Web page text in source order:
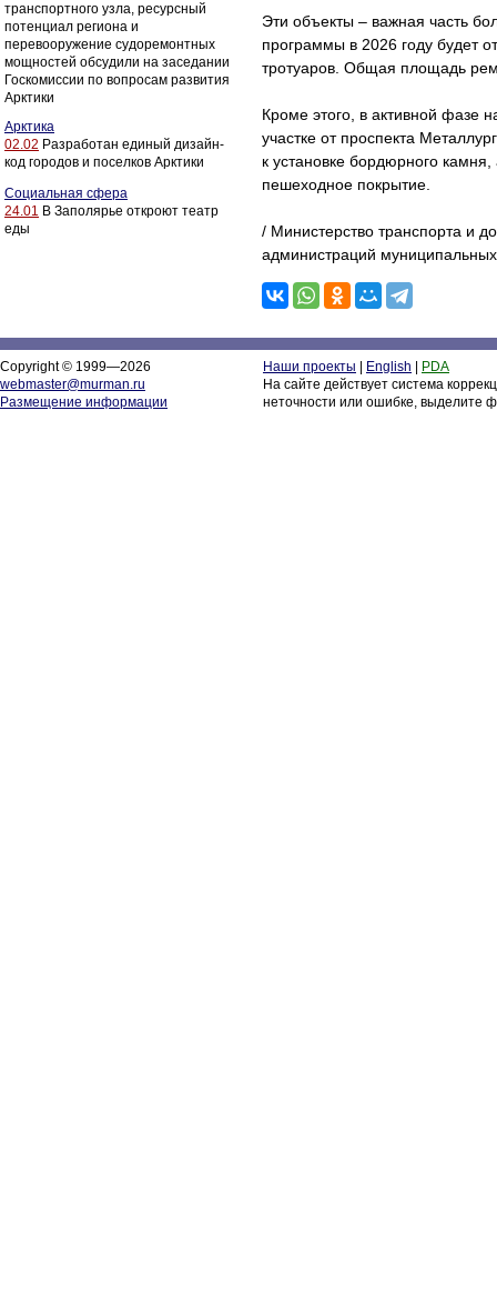
транспортного узла, ресурсный
потенциал региона и
перевооружение судоремонтных
мощностей обсудили на заседании
Госкомиссии по вопросам развития
Арктики
Арктика
02.02 Разработан единый дизайн-
код городов и поселков Арктики
Социальная сфера
24.01 В Заполярье откроют театр
еды
Эти объекты – важная часть
программы в 2026 году будет
тротуаров. Общая площадь
Кроме этого, в активной фазе
участке от проспекта
к установке бордюрного
пешеходное покрытие.
/ Министерство транспорта и
администраций
Copyright © 1999—2026
webmaster@murman.ru
Размещение информации
Наши проекты English
PDA
На сайте действует система
неточности или ошибке, выделите